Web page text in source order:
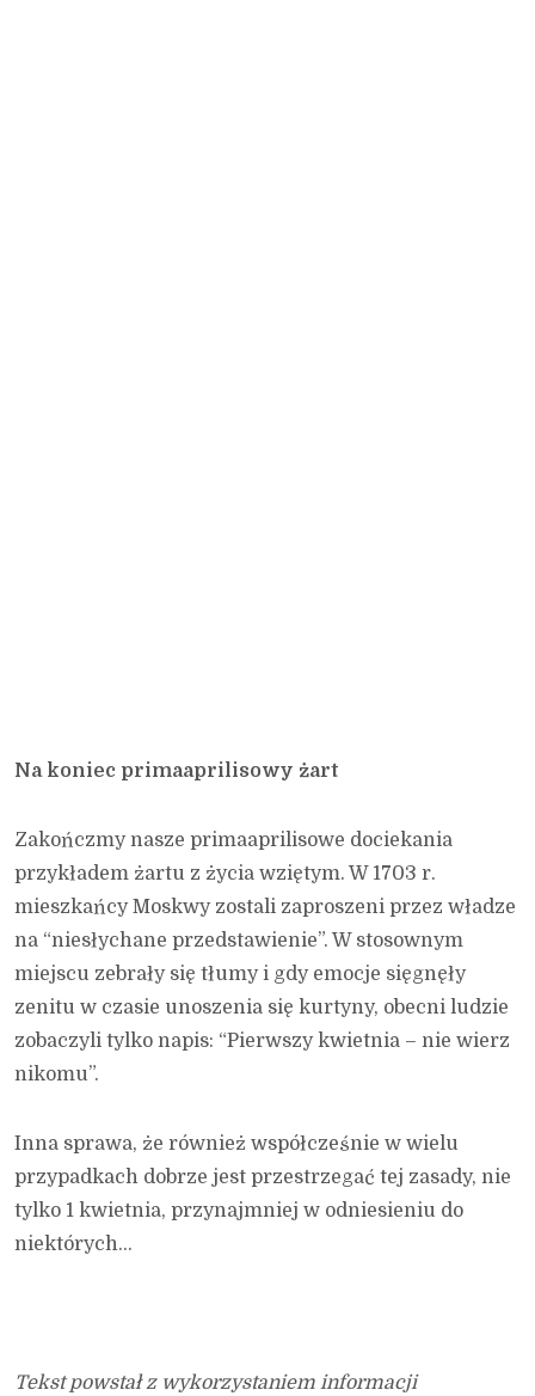
Na koniec primaaprilisowy żart
Zakończmy nasze primaaprilisowe dociekania
przykładem żartu z życia wziętym. W 1703 r.
mieszkańcy Moskwy zostali zaproszeni przez władze
na “niesłychane przedstawienie”. W stosownym
miejscu zebrały się tłumy i gdy emocje sięgnęły
zenitu w czasie unoszenia się kurtyny, obecni ludzie
zobaczyli tylko napis: “Pierwszy kwietnia – nie wierz
nikomu”.
Inna sprawa, że również współcześnie w wielu
przypadkach dobrze jest przestrzegać tej zasady, nie
tylko 1 kwietnia, przynajmniej w odniesieniu do
niektórych…
Tekst powstał z wykorzystaniem informacji